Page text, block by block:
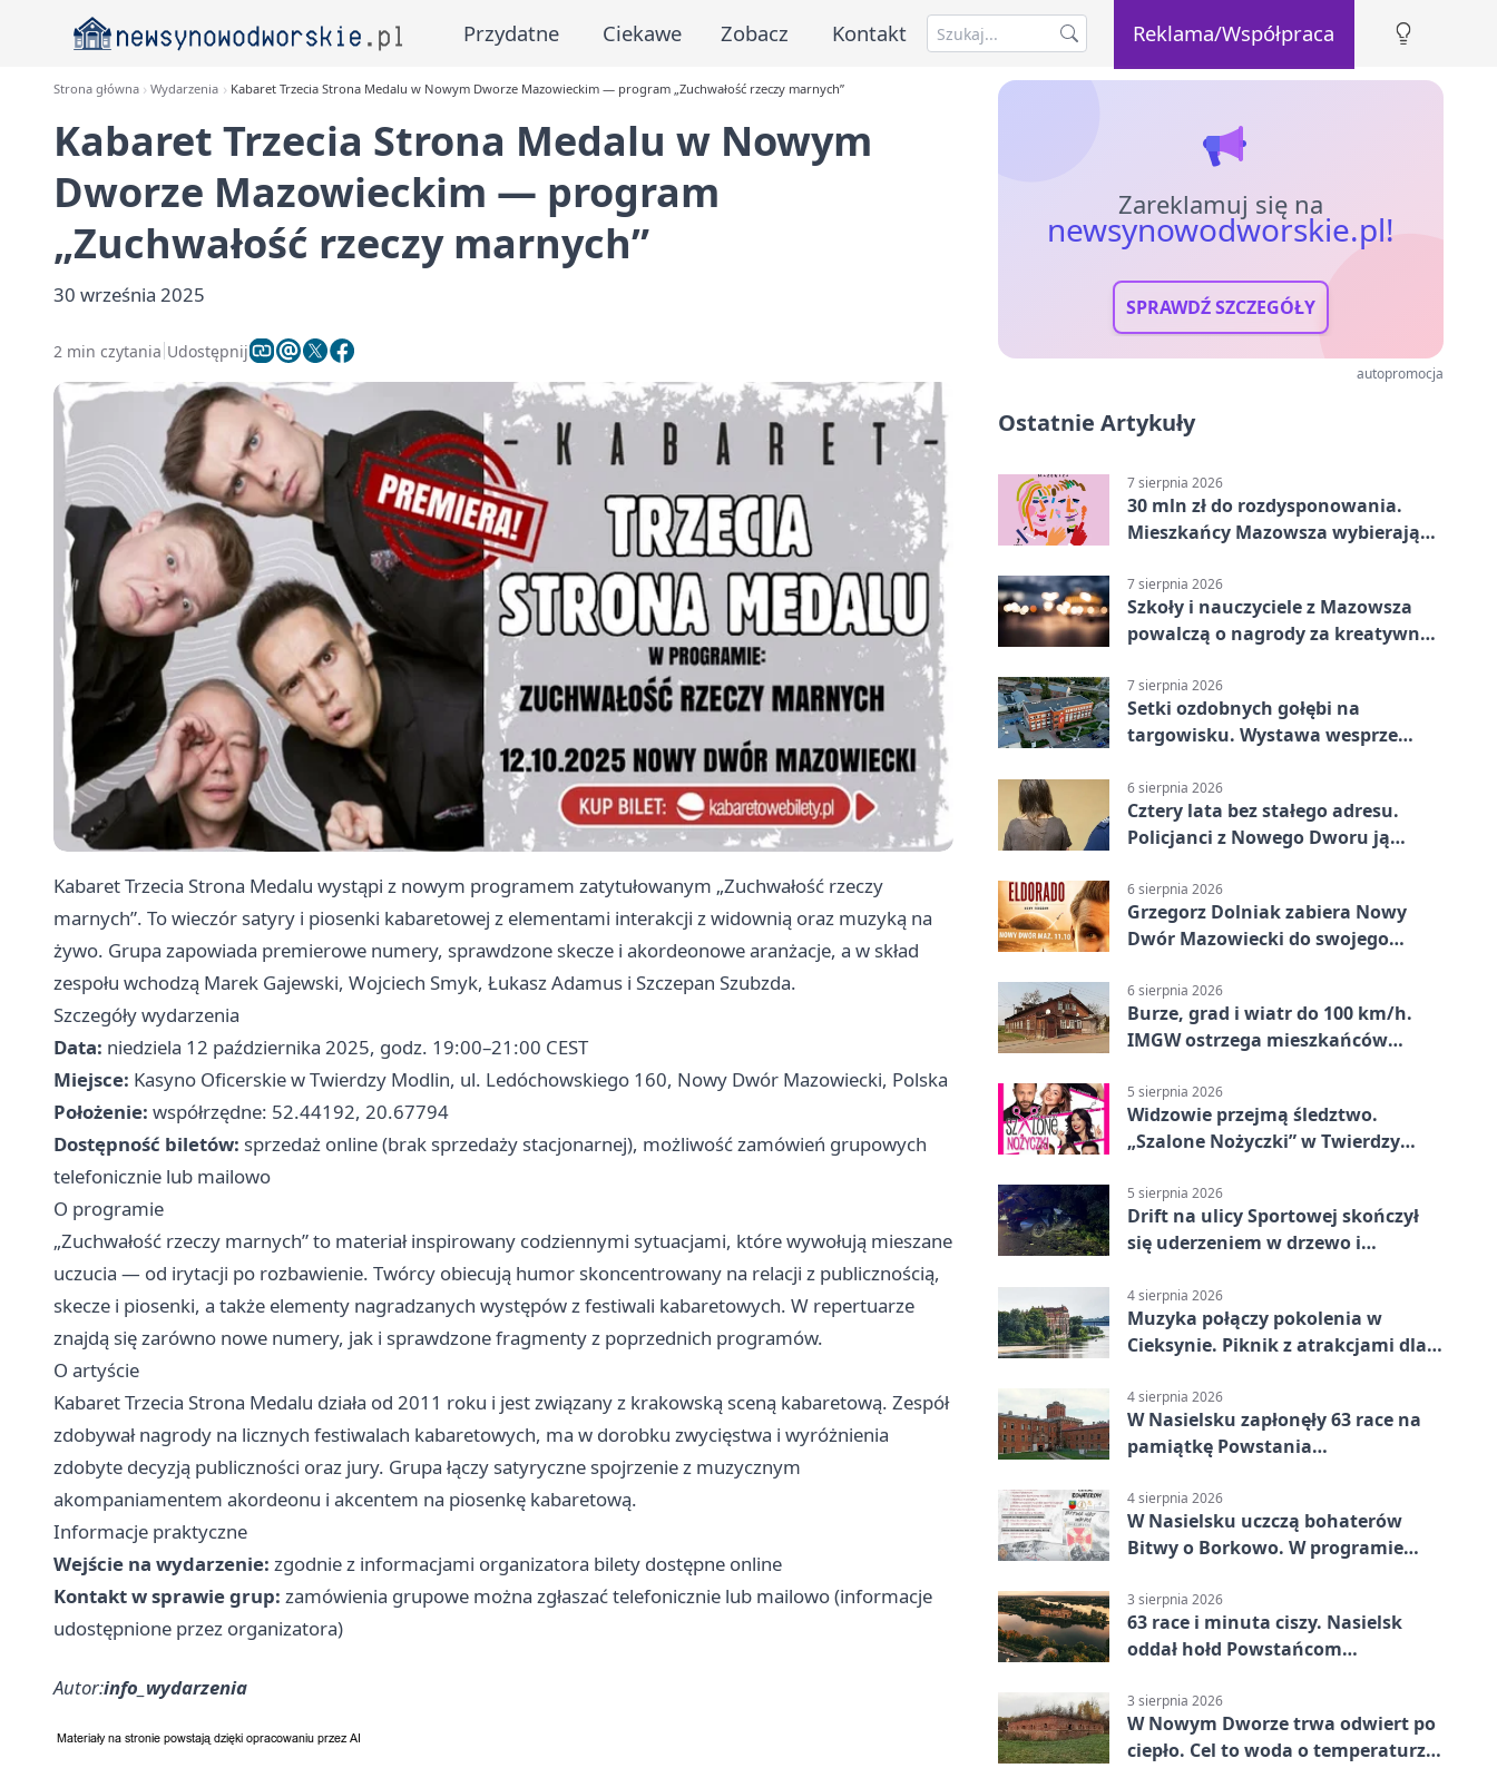
Przydatne Ciekawe Zobacz Kontakt Reklama/Współpraca
Strona główna Wydarzenia Kabaret Trzecia Strona Medalu w Nowym Dworze Mazowieckim — program „Zuchwałość rzeczy marnych”
Kabaret Trzecia Strona Medalu w Nowym
Dworze Mazowieckim — program
„Zuchwałość rzeczy marnych”
30 września 2025
2 min czytania Udostępnij
Kabaret Trzecia Strona Medalu wystąpi z nowym programem zatytułowanym „Zuchwałość rzeczy
marnych”. To wieczór satyry i piosenki kabaretowej z elementami interakcji z widownią oraz muzyką na
żywo. Grupa zapowiada premierowe numery, sprawdzone skecze i akordeonowe aranżacje, a w skład
zespołu wchodzą Marek Gajewski, Wojciech Smyk, Łukasz Adamus i Szczepan Szubzda.
Szczegóły wydarzenia
Data: niedziela 12 października 2025, godz. 19:00–21:00 CEST
Miejsce: Kasyno Oficerskie w Twierdzy Modlin, ul. Ledóchowskiego 160, Nowy Dwór Mazowiecki, Polska
Położenie: współrzędne: 52.44192, 20.67794
Dostępność biletów: sprzedaż online (brak sprzedaży stacjonarnej), możliwość zamówień grupowych
telefonicznie lub mailowo
O programie
„Zuchwałość rzeczy marnych” to materiał inspirowany codziennymi sytuacjami, które wywołują mieszane
uczucia — od irytacji po rozbawienie. Twórcy obiecują humor skoncentrowany na relacji z publicznością,
skecze i piosenki, a także elementy nagradzanych występów z festiwali kabaretowych. W repertuarze
znajdą się zarówno nowe numery, jak i sprawdzone fragmenty z poprzednich programów.
O artyście
Kabaret Trzecia Strona Medalu działa od 2011 roku i jest związany z krakowską sceną kabaretową. Zespół
zdobywał nagrody na licznych festiwalach kabaretowych, ma w dorobku zwycięstwa i wyróżnienia
zdobyte decyzją publiczności oraz jury. Grupa łączy satyryczne spojrzenie z muzycznym
akompaniamentem akordeonu i akcentem na piosenkę kabaretową.
Informacje praktyczne
Wejście na wydarzenie: zgodnie z informacjami organizatora bilety dostępne online
Kontakt w sprawie grup: zamówienia grupowe można zgłaszać telefonicznie lub mailowo (informacje
udostępnione przez organizatora)
Autor:info_wydarzenia
Zareklamuj się na
newsynowodworskie.pl!
SPRAWDŹ SZCZEGÓŁY
autopromocja
Ostatnie Artykuły
7 sierpnia 2026
30 mln zł do rozdysponowania.
Mieszkańcy Mazowsza wybierają
7 sierpnia 2026
Szkoły i nauczyciele z Mazowsza
powalczą o nagrody za kreatywną
7 sierpnia 2026
Setki ozdobnych gołębi na
targowisku. Wystawa wesprze
6 sierpnia 2026
Cztery lata bez stałego adresu.
Policjanci z Nowego Dworu ją
6 sierpnia 2026
Grzegorz Dolniak zabiera Nowy
Dwór Mazowiecki do swojego
6 sierpnia 2026
Burze, grad i wiatr do 100 km/h.
IMGW ostrzega mieszkańców
5 sierpnia 2026
Widzowie przejmą śledztwo.
„Szalone Nożyczki” w Twierdzy
5 sierpnia 2026
Drift na ulicy Sportowej skończył
się uderzeniem w drzewo i
4 sierpnia 2026
Muzyka połączy pokolenia w
Cieksynie. Piknik z atrakcjami dla
4 sierpnia 2026
W Nasielsku zapłonęły 63 race na
pamiątkę Powstania
4 sierpnia 2026
W Nasielsku uczczą bohaterów
Bitwy o Borkowo. W programie
3 sierpnia 2026
63 race i minuta ciszy. Nasielsk
oddał hołd Powstańcom
3 sierpnia 2026
W Nowym Dworze trwa odwiert po
ciepło. Cel to woda o temperaturze